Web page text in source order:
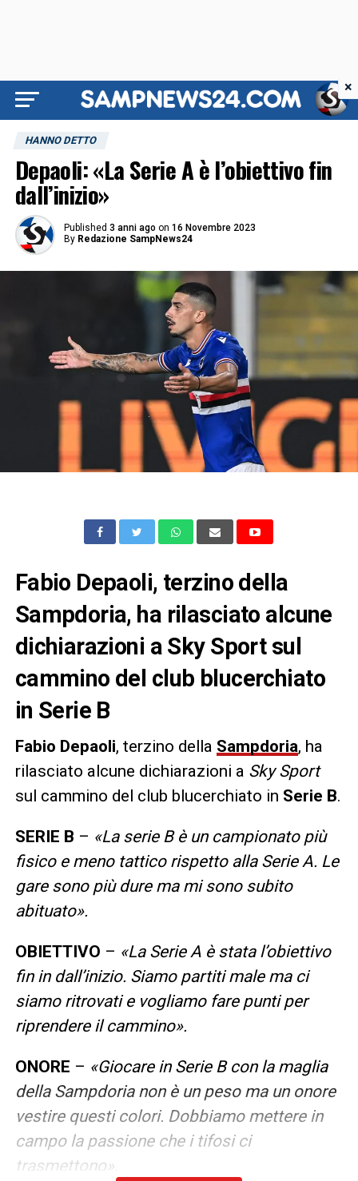
HANNO DETTO
Depaoli: «La Serie A è l’obiettivo fin
dall’inizio»
Published 3 anni ago on 16 Novembre 2023
By Redazione SampNews24
Fabio Depaoli, terzino della
Sampdoria, ha rilasciato alcune
dichiarazioni a Sky Sport sul
cammino del club blucerchiato
in Serie B
Fabio Depaoli, terzino della Sampdoria, ha
rilasciato alcune dichiarazioni a Sky Sport
sul cammino del club blucerchiato in Serie B.
SERIE B – «La serie B è un campionato più
fisico e meno tattico rispetto alla Serie A. Le
gare sono più dure ma mi sono subito
abituato».
OBIETTIVO – «La Serie A è stata l’obiettivo
fin in dall’inizio. Siamo partiti male ma ci
siamo ritrovati e vogliamo fare punti per
riprendere il cammino».
ONORE – «Giocare in Serie B con la maglia
della Sampdoria non è un peso ma un onore
vestire questi colori. Dobbiamo mettere in
campo la passione che i tifosi ci
trasmettono».
×